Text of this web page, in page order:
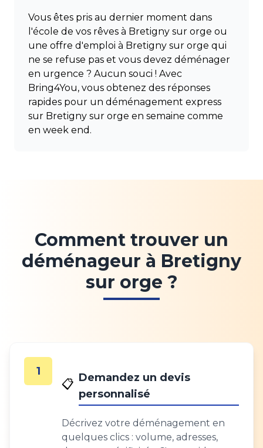
Vous êtes pris au dernier moment dans
l'école de vos rêves à Bretigny sur orge ou
une offre d'emploi à Bretigny sur orge qui
ne se refuse pas et vous devez déménager
en urgence ? Aucun souci ! Avec
Bring4You, vous obtenez des réponses
rapides pour un déménagement express
sur Bretigny sur orge en semaine comme
en week end.
Comment trouver un
déménageur à Bretigny
sur orge ?
1
📋 Demandez un devis
personnalisé
Décrivez votre déménagement en
quelques clics : volume, adresses,